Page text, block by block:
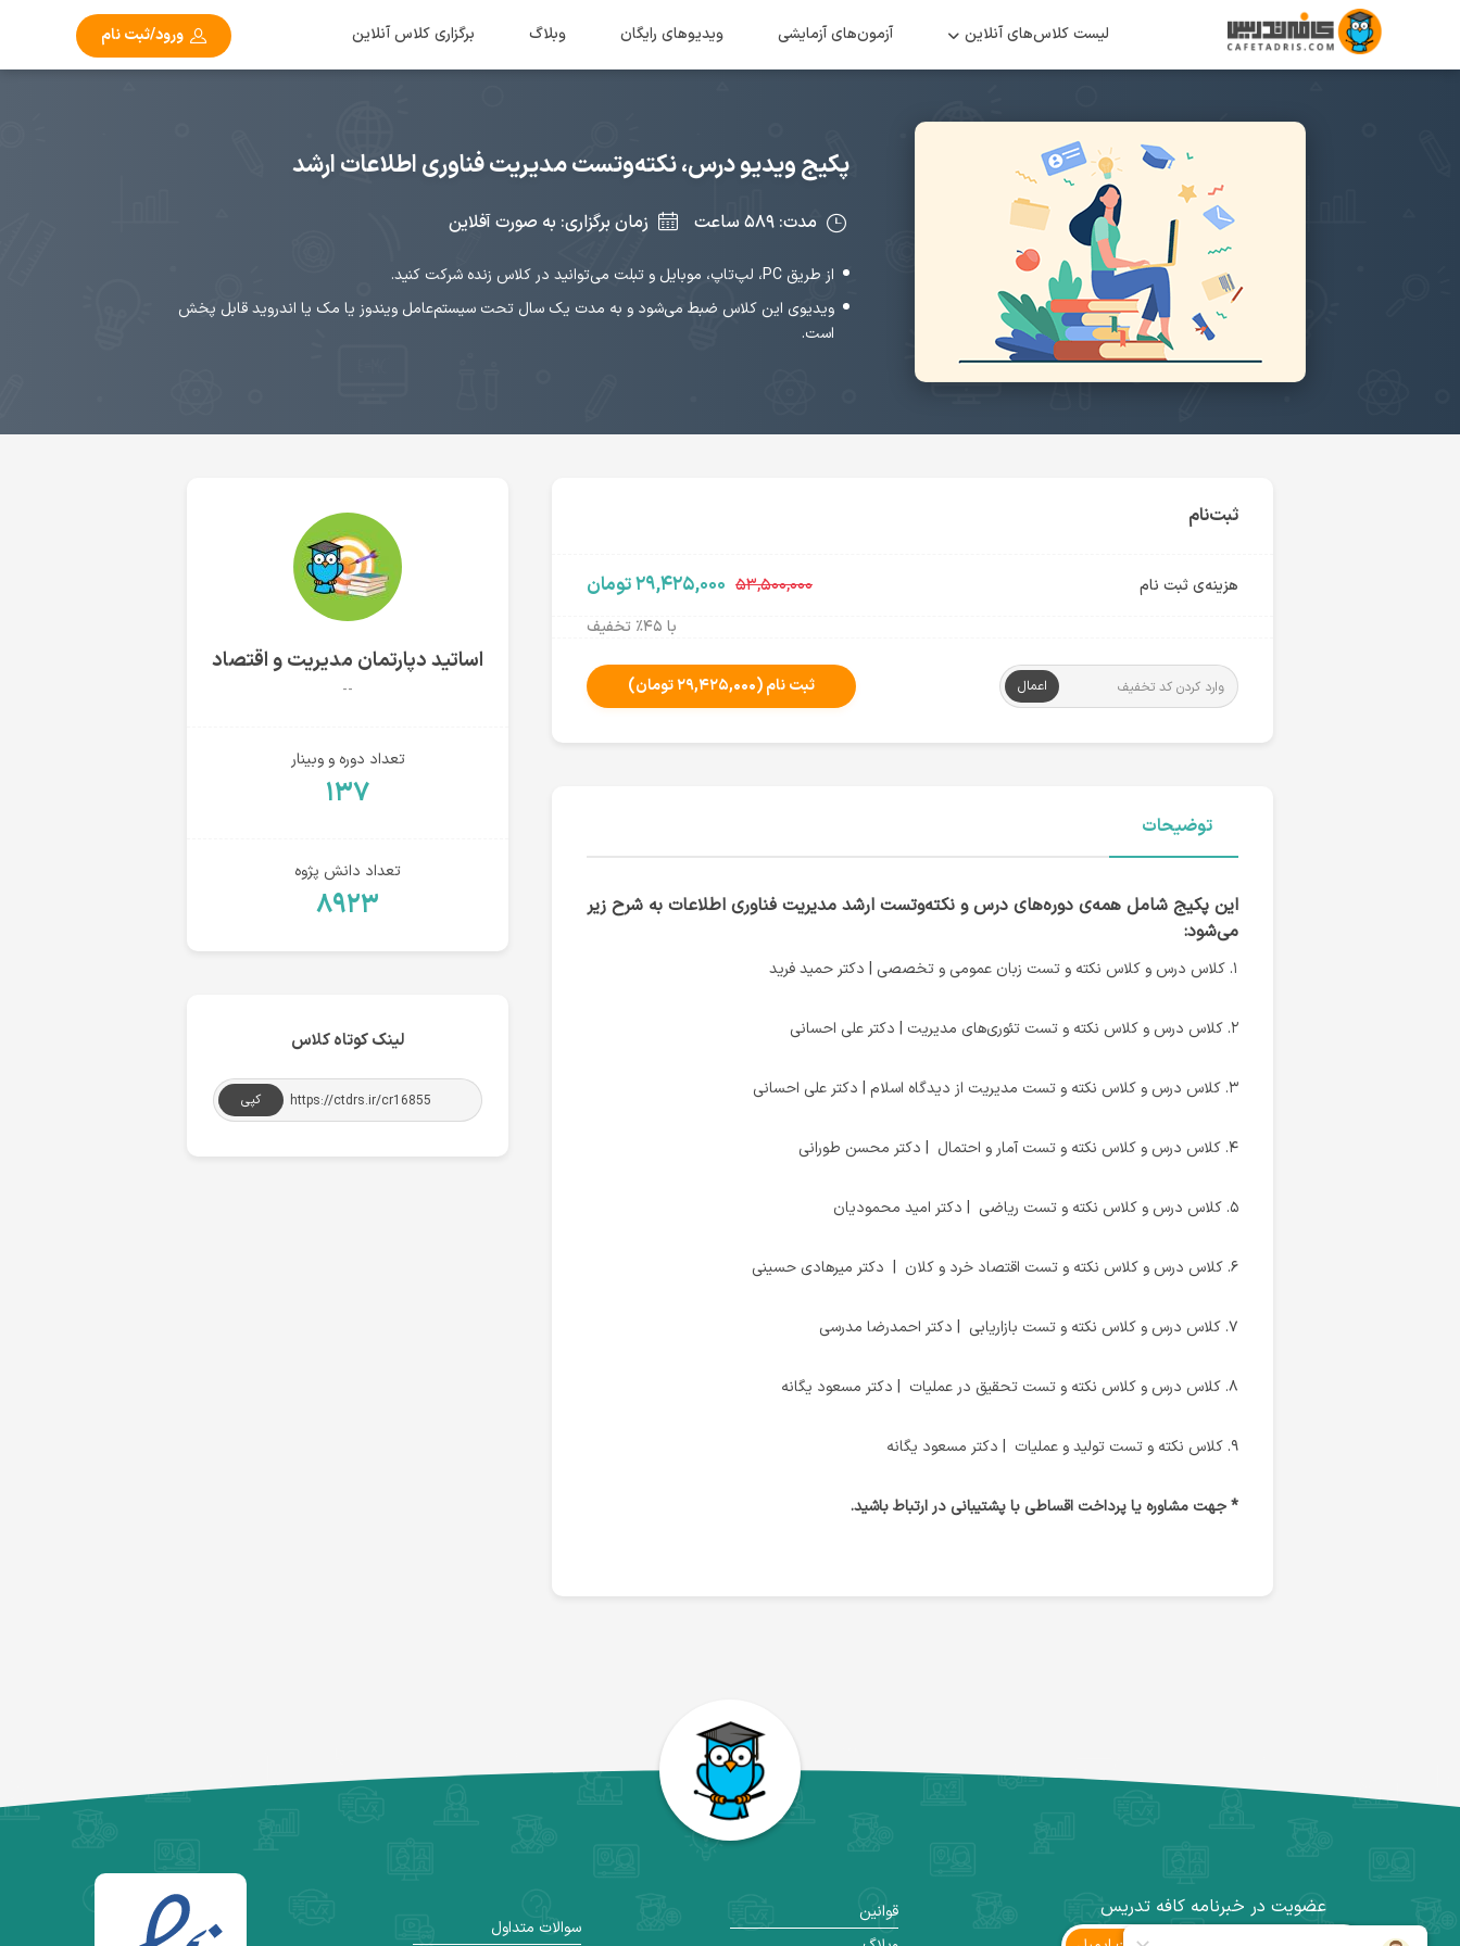
ورود/ثبت نام لیست کلاس‌های آنلاین آزمون‌های آزمایشی ویدیو‌های رایگان وبلاگ برگزاری کلاس آنلاین
پکیج ویدیو درس، نکته‌و‌تست مدیریت فناوری اطلاعات ارشد
مدت: ۵۸۹ ساعت زمان برگزاری: به صورت آفلاین
از طریق PC، لپ‌تاپ، موبایل و تبلت می‌توانید در کلاس زنده شرکت کنید.
ویدیوی این کلاس ضبط می‌شود و به مدت یک سال تحت سیستم‌عامل ویندوز یا مک یا اندروید قابل پخش
است.
ثبت‌نام
هزینه‌ی ثبت نام ۵۳,۵۰۰,۰۰۰ ۲۹,۴۲۵,۰۰۰ تومان
با ۴۵٪ تخفیف
اعمال ثبت نام(۲۹,۴۲۵,۰۰۰ تومان)
توضیحات
این پکیج شامل همه‌ی دوره‌های درس‌ و نکته‌وتست ارشد مدیریت فناوری اطلاعات به شرح زیر
می‌شود:
۱. کلاس درس و کلاس نکته و تست زبان عمومی و تخصصی | دکتر حمید فرید
۲. کلاس درس و کلاس نکته و تست تئوری‌های مدیریت |‌ دکتر علی احسانی
۳. کلاس درس و کلاس نکته و تست مدیریت ‌از‌ دیدگاه‌ اسلام |‌ دکتر علی احسانی
۴. کلاس درس و کلاس نکته و تست آمار و احتمال | دکتر محسن طورانی
۵. کلاس درس و کلاس نکته و تست ریاضی | دکتر امید محمودیان
۶. کلاس درس و کلاس نکته و تست اقتصاد خرد و کلان | دکتر میرهادی حسینی
۷. کلاس درس و کلاس نکته و تست بازاریابی | دکتر احمدرضا مدرسی
۸. کلاس درس و کلاس نکته و تست تحقیق در عملیات | دکتر مسعود یگانه
۹. کلاس نکته و تست تولید و عملیات | دکتر مسعود یگانه
* جهت مشاوره یا پرداخت اقساطی با پشتیبانی در ارتباط باشید.
اساتید دپارتمان مدیریت و اقتصاد
--
تعداد دوره و وبینار
۱۳۷
تعداد دانش پژوه
۸۹۲۳
لینک کوتاه کلاس
کپی
عضویت در خبرنامه کافه تدریس
قوانین
سوالات متداول